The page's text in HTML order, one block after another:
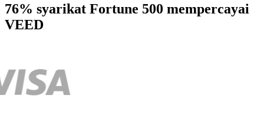
76% syarikat Fortune 500 mempercayai
VEED